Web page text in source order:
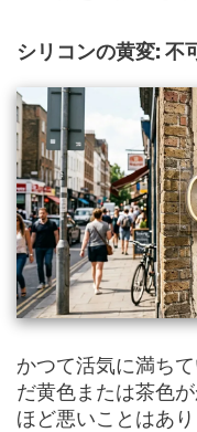
シリコンの黄変: 不
かつて活気に満ち
だ黄色または茶色
ほど悪いことはあ